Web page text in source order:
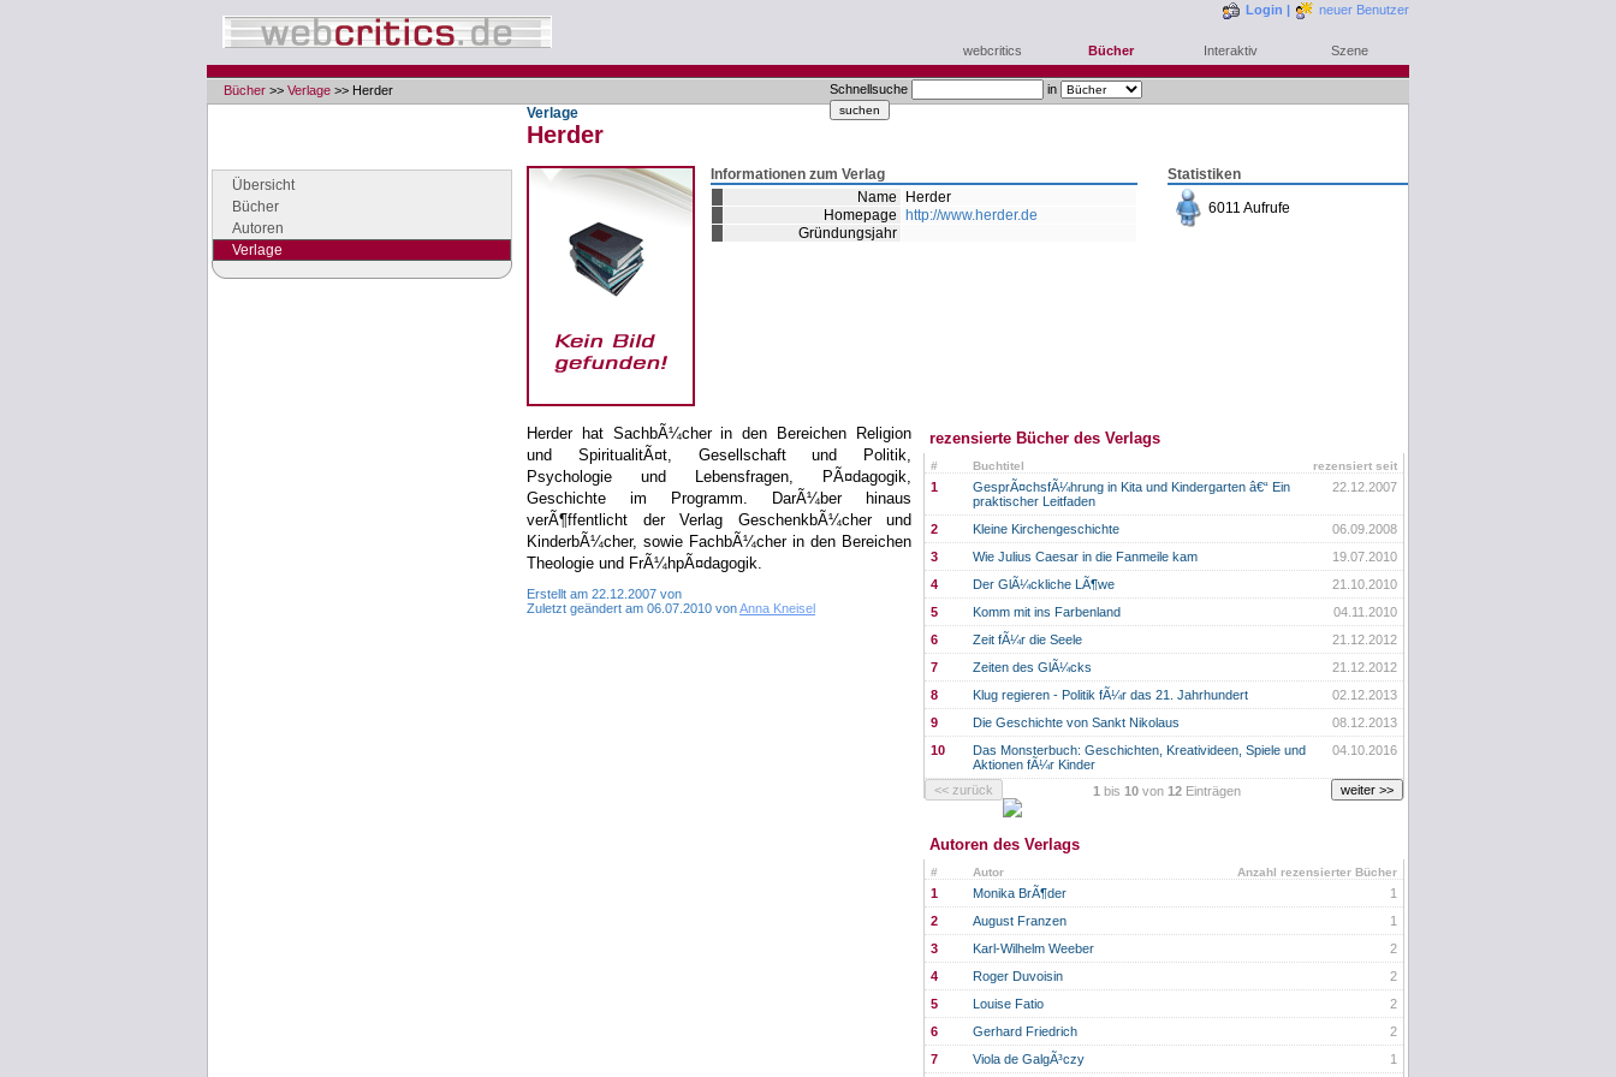
Login | neuer Benutzer
webcritics Bücher Interaktiv Szene
Schnellsuche in
Bücher >> Verlage >> Herder
Übersicht
Bücher
Autoren
Verlage
Verlage
Herder
Statistiken
6011 Aufrufe
Informationen zum Verlag
Name
Herder
Homepage
http://www.herder.de
Gründungsjahr
rezensierte Bücher des Verlags
# rezensiert seit
Buchtitel
1 22.12.2007
GesprÃ¤chsfÃ¼hrung in Kita und Kindergarten â€“ Ein
praktischer Leitfaden
2
06.09.2008
Kleine Kirchengeschichte
3
19.07.2010
Wie Julius Caesar in die Fanmeile kam
4
21.10.2010
Der GlÃ¼ckliche LÃ¶we
5
04.11.2010
Komm mit ins Farbenland
6
21.12.2012
Zeit fÃ¼r die Seele
7
21.12.2012
Zeiten des GlÃ¼cks
8
02.12.2013
Klug regieren - Politik fÃ¼r das 21. Jahrhundert
9
08.12.2013
Die Geschichte von Sankt Nikolaus
10
04.10.2016
Das Monsterbuch: Geschichten, Kreativideen, Spiele und
Aktionen fÃ¼r Kinder
1 bis 10 von 12 Einträgen
Autoren des Verlags
# Anzahl rezensierter Bücher
Autor
1 1
Monika BrÃ¶der
2
1
August Franzen
3
2
Karl-Wilhelm Weeber
4
2
Roger Duvoisin
5
2
Louise Fatio
6
2
Gerhard Friedrich
7
1
Viola de GalgÃ³czy
Herder hat SachbÃ¼cher in den Bereichen Religion
und SpiritualitÃ¤t, Gesellschaft und Politik,
Psychologie und Lebensfragen, PÃ¤dagogik,
Geschichte im Programm. DarÃ¼ber hinaus
verÃ¶ffentlicht der Verlag GeschenkbÃ¼cher und
KinderbÃ¼cher, sowie FachbÃ¼cher in den Bereichen
Theologie und FrÃ¼hpÃ¤dagogik.
Erstellt am 22.12.2007 von
Zuletzt geändert am 06.07.2010 vonAnna Kneisel